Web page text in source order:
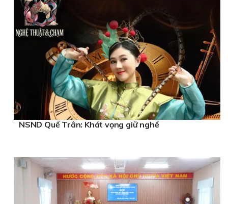
NSND Quế Trân: Khát vọng giữ nghề